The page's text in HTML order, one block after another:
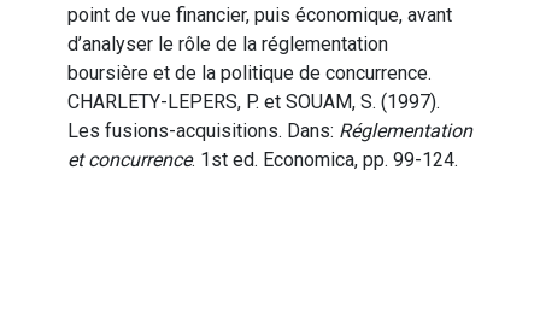
point de vue financier, puis économique, avant
d’analyser le rôle de la réglementation
boursière et de la politique de concurrence.
CHARLETY-LEPERS, P. et SOUAM, S. (1997).
Les fusions-acquisitions. Dans: Réglementation
et concurrence. 1st ed. Economica, pp. 99-124.